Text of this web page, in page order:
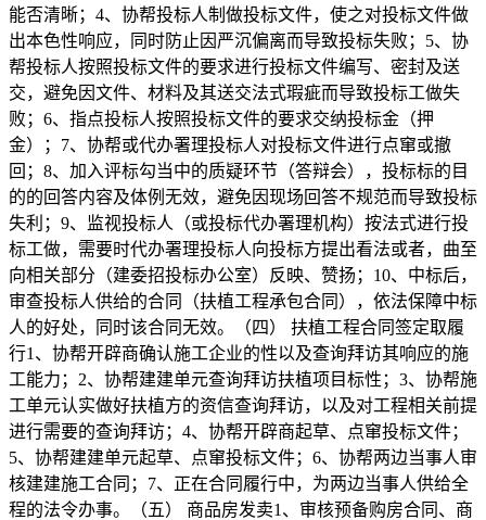
能否清晰；4、协帮投标人制做投标文件，使之对投标文件做
出本色性响应，同时防止因严沉偏离而导致投标失败；5、协
帮投标人按照投标文件的要求进行投标文件编写、密封及送
交，避免因文件、材料及其送交法式瑕疵而导致投标工做失
败；6、指点投标人按照投标文件的要求交纳投标金（押
金）；7、协帮或代办署理投标人对投标文件进行点窜或撤
回；8、加入评标勾当中的质疑环节（答辩会），投标标的目
的的回答内容及体例无效，避免因现场回答不规范而导致投标
失利；9、监视投标人（或投标代办署理机构）按法式进行投
标工做，需要时代办署理投标人向投标方提出看法或者，曲至
向相关部分（建委招投标办公室）反映、赞扬；10、中标后，
审查投标人供给的合同（扶植工程承包合同），依法保障中标
人的好处，同时该合同无效。（四） 扶植工程合同签定取履
行1、协帮开辟商确认施工企业的性以及查询拜访其响应的施
工能力；2、协帮建建单元查询拜访扶植项目标性；3、协帮施
工单元认实做好扶植方的资信查询拜访，以及对工程相关前提
进行需要的查询拜访；4、协帮开辟商起草、点窜投标文件；
5、协帮建建单元起草、点窜投标文件；6、协帮两边当事人审
核建建施工合同；7、正在合同履行中，为两边当事人供给全
程的法令办事。（五） 商品房发卖1、审核预备购房合同、商